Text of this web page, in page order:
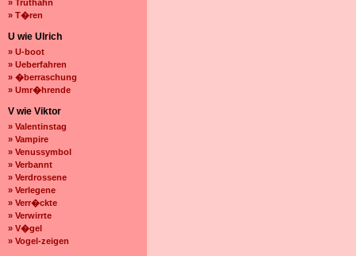
» Truthahn
» T�ren
U wie Ulrich
» U-boot
» Ueberfahren
» �berraschung
» Umr�hrende
V wie Viktor
» Valentinstag
» Vampire
» Venussymbol
» Verbannt
» Verdrossene
» Verlegene
» Verr�ckte
» Verwirrte
» V�gel
» Vogel-zeigen